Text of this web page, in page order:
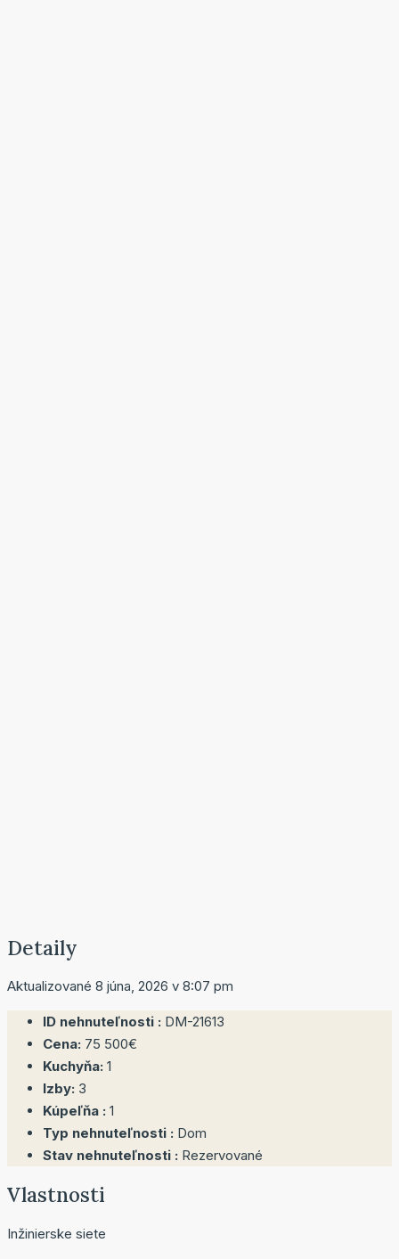
Detaily
Aktualizované 8 júna, 2026 v 8:07 pm
ID nehnuteľnosti : DM-21613
Cena: 75 500€
Kuchyňa: 1
Izby: 3
Kúpeľňa : 1
Typ nehnuteľnosti : Dom
Stav nehnuteľnosti : Rezervované
Vlastnosti
Inžinierske siete